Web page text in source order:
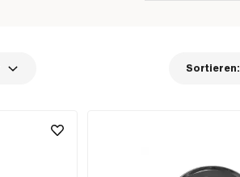
Sortieren: